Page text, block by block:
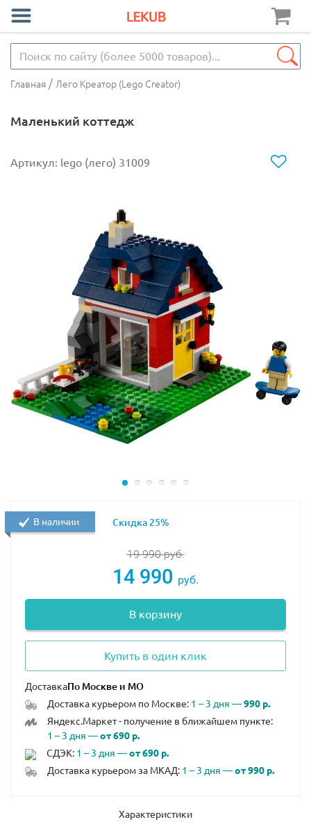
Главная / Лего Креатор (Lego Creator)
Маленький коттедж
Артикул: lego (лего) 31009
19 990руб.
14 990 руб.
В корзину
Купить в один клик
Доставка
Доставка курьером по Москве: 1 – 3 дня —990 р.
Яндекс.Маркет - получение в ближайшем пункте:
1 – 3 дня —от 690 р.
СДЭК: 1 – 3 дня —от 690 р.
Доставка курьером за МКАД: 1 – 3 дня —от 990 р.
В наличии Скидка 25%
Характеристики